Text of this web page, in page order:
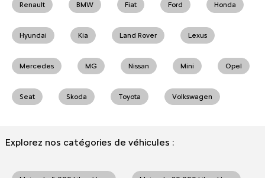
Renault BMW Fiat Ford Honda
Hyundai Kia Land Rover Lexus
Mercedes MG Nissan Mini Opel
Seat Skoda Toyota Volkswagen
Explorez nos catégories de véhicules :